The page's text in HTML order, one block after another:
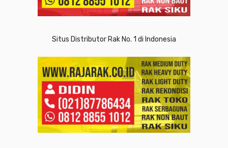
Situs Distributor Rak No. 1 di Indonesia